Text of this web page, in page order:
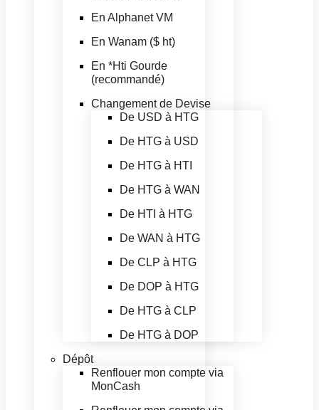
En Alphanet VM
En Wanam ($ ht)
En *Hti Gourde
(recommandé)
Changement de Devise
De USD à HTG
De HTG à USD
De HTG à HTI
De HTG à WAN
De HTI à HTG
De WAN à HTG
De CLP à HTG
De DOP à HTG
De HTG à CLP
De HTG à DOP
Dépôt
Renflouer mon compte via
MonCash